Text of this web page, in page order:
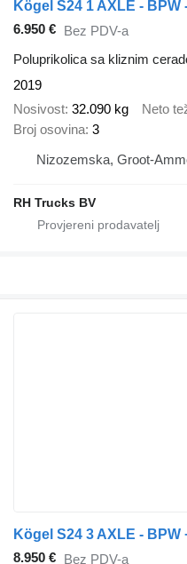
Kögel S24 1 AXLE - BPW
6.950 € Bez PDV-a
Poluprikolica sa kliznim
2019
Nosivost 32.090 kg Neto
Broj osovina 3
Nizozemska, Groot-
RH Trucks BV
Kögel S24 3 AXLE - BPW
8.950 € Bez PDV-a